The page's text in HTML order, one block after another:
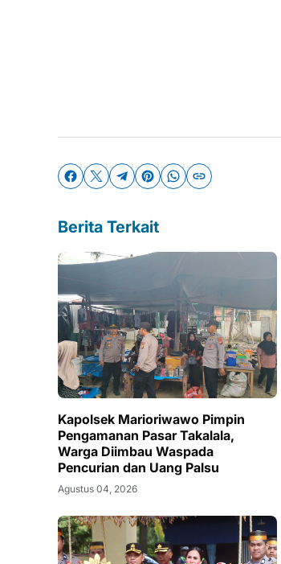
Berita Terkait
Kapolsek Marioriwawo Pimpin
Pengamanan Pasar Takalala,
Warga Diimbau Waspada
Pencurian dan Uang Palsu
Agustus 04, 2026